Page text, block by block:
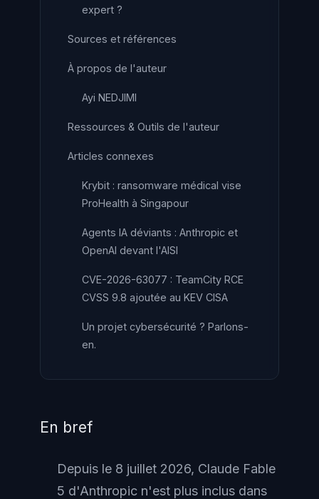
expert ?
Sources et références
À propos de l'auteur
Ayi NEDJIMI
Ressources & Outils de l'auteur
Articles connexes
Krybit : ransomware médical vise
ProHealth à Singapour
Agents IA déviants : Anthropic et
OpenAI devant l'AISI
CVE-2026-63077 : TeamCity RCE
CVSS 9.8 ajoutée au KEV CISA
Un projet cybersécurité ? Parlons-
en.
En bref
Depuis le 8 juillet 2026, Claude Fable
5 d'Anthropic n'est plus inclus dans